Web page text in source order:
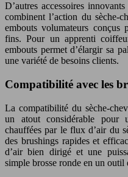
D’autres accessoires
combinent l’action du sèche-
embouts volumateurs
fins. Pour un apprenti
embouts permet d’élargir sa
une variété de besoins clients.
Compatibilité avec les
La compatibilité du sèche-
un atout considérable pour
chauffées par le flux d’air du
des brushings rapides et
d’air bien dirigé et une
simple brosse ronde en un